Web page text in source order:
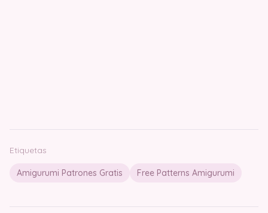
Etiquetas
Amigurumi Patrones Gratis Free Patterns Amigurumi